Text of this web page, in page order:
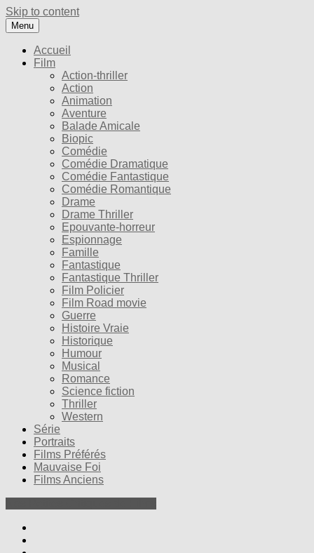
Skip to content
Menu
Accueil
Film
Action-thriller
Action
Animation
Aventure
Balade Amicale
Biopic
Comédie
Comédie Dramatique
Comédie Fantastique
Comédie Romantique
Drame
Drame Thriller
Epouvante-horreur
Espionnage
Famille
Fantastique
Fantastique Thriller
Film Policier
Film Road movie
Guerre
Histoire Vraie
Historique
Humour
Musical
Romance
Science fiction
Thriller
Western
Série
Portraits
Films Préférés
Mauvaise Foi
Films Anciens